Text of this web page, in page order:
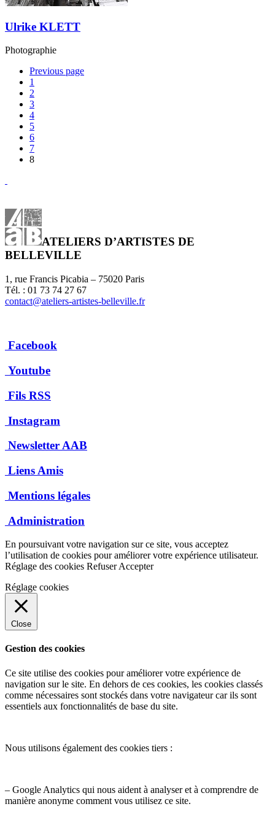
Ulrike KLETT
Photographie
Previous page
1
2
3
4
5
6
7
8
ATELIERS D’ARTISTES DE
BELLEVILLE
1, rue Francis Picabia – 75020 Paris
Tél. : 01 73 74 27 67
contact@ateliers-artistes-belleville.fr
Facebook
Youtube
Fils RSS
Instagram
Newsletter AAB
Liens Amis
Mentions légales
Administration
En poursuivant votre navigation sur ce site, vous acceptez
l’utilisation de cookies pour améliorer votre expérience utilisateur.
Réglage des cookies Refuser Accepter
Réglage cookies
Close
Gestion des cookies
Ce site utilise des cookies pour améliorer votre expérience de
navigation sur le site. En dehors de ces cookies, les cookies classés
comme nécessaires sont stockés dans votre navigateur car ils sont
essentiels aux fonctionnalités de base du site.
Nous utilisons également des cookies tiers :
– Google Analytics qui nous aident à analyser et à comprendre de
manière anonyme comment vous utilisez ce site.